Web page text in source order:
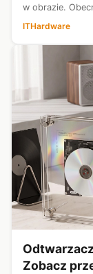
w obrazie.
odtwarzanego
ITHardware
Zobacz